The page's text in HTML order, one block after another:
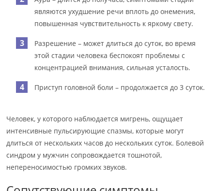
являются ухудшение речи вплоть до онемения,
повышенная чувствительность к яркому свету.
Разрешение – может длиться до суток, во время
этой стадии человека беспокоят проблемы с
концентрацией внимания, сильная усталость.
Приступ головной боли – продолжается до 3 суток.
Человек, у которого наблюдается мигрень, ощущает
интенсивные пульсирующие спазмы, которые могут
длиться от нескольких часов до нескольких суток. Болевой
синдром у мужчин сопровождается тошнотой,
непереносимостью громких звуков.